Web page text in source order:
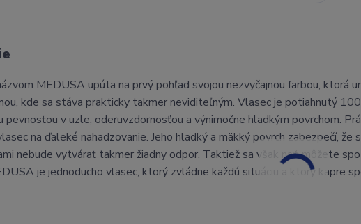
MEDUSA upúta na prvý pohľad svojou nezvyčajnou farbou, ktorá
kde sa stáva prakticky takmer neviditeľným. Vlasec je potiahnutý
pevnosťou v uzle, oderuvzdornosťou a výnimočne hladkým povrchom.
na ďaleké nahadzovanie. Jeho hladký a mäkký povrch zabezpečí, že
nebude vytvárať takmer žiadny odpor. Taktiež sa však naň môžete
je jednoducho vlasec, ktorý zvládne každú situáciu a ktorý kapre